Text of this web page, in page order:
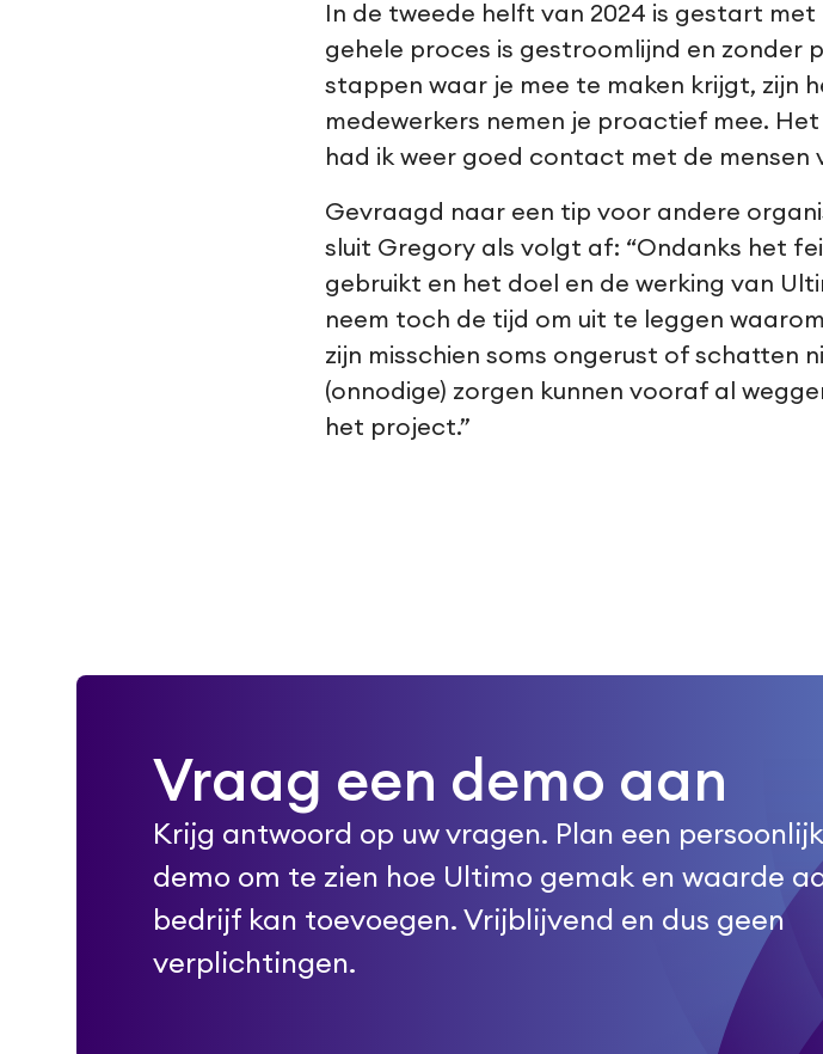
In de tweede helft van 2024 is gestart
gehele proces is gestroomlijnd en zonder
stappen waar je mee te maken krijgt, zijn
medewerkers nemen je proactief mee.
had ik weer goed contact met de mensen
Gevraagd naar een tip voor andere
sluit Gregory als volgt af: “Ondanks het
gebruikt en het doel en de werking van
neem toch de tijd om uit te leggen
zijn misschien soms ongerust of schatten
(onnodige) zorgen kunnen vooraf al
het project.”
Vraag een demo aan
Krijg antwoord op uw vragen. Plan een
demo om te zien hoe Ultimo gemak en waarde
bedrijf kan toevoegen. Vrijblijvend en dus geen
verplichtingen.